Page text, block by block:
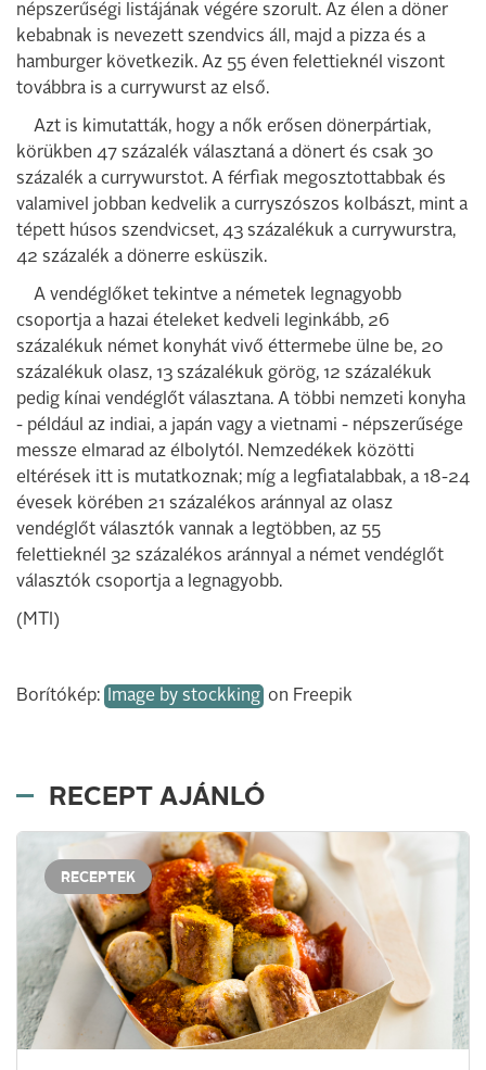
népszerűségi listájának végére szorult. Az élen a döner
kebabnak is nevezett szendvics áll, majd a pizza és a
hamburger következik. Az 55 éven felettieknél viszont
továbbra is a currywurst az első.
Azt is kimutatták, hogy a nők erősen dönerpártiak,
körükben 47 százalék választaná a dönert és csak 30
százalék a currywurstot. A férfiak megosztottabbak és
valamivel jobban kedvelik a curryszószos kolbászt, mint a
tépett húsos szendvicset, 43 százalékuk a currywurstra,
42 százalék a dönerre esküszik.
A vendéglőket tekintve a németek legnagyobb
csoportja a hazai ételeket kedveli leginkább, 26
százalékuk német konyhát vivő éttermebe ülne be, 20
százalékuk olasz, 13 százalékuk görög, 12 százalékuk
pedig kínai vendéglőt választana. A többi nemzeti konyha
- például az indiai, a japán vagy a vietnami - népszerűsége
messze elmarad az élbolytól. Nemzedékek közötti
eltérések itt is mutatkoznak; míg a legfiatalabbak, a 18-24
évesek körében 21 százalékos aránnyal az olasz
vendéglőt választók vannak a legtöbben, az 55
felettieknél 32 százalékos aránnyal a német vendéglőt
választók csoportja a legnagyobb.
(MTI)
Borítókép: Image by stockking on Freepik
RECEPT AJÁNLÓ
RECEPTEK